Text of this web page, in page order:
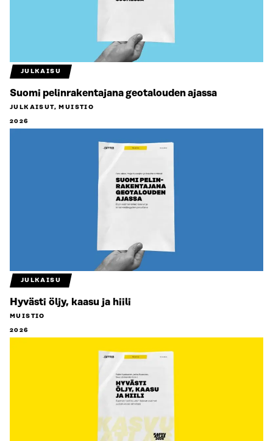
JULKAISU
Suomi pelinrakentajana geotalouden ajassa
JULKAISUT, MUISTIO
2026
JULKAISU
Hyvästi öljy, kaasu ja hiili
MUISTIO
2026